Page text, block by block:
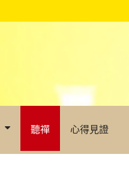
聽禪 心得見證